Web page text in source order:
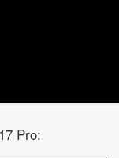
Pro: